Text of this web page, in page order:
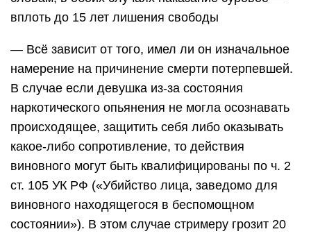
вплоть до 15 лет лишения свободы
— Всё зависит от того, имел ли он изначальное
намерение на причинение смерти потерпевшей.
В случае если девушка из-за состояния
наркотического опьянения не могла осознавать
происходящее, защитить себя либо оказывать
какое-либо сопротивление, то действия
виновного могут быть квалифицированы по ч. 2
ст. 105 УК РФ («Убийство лица, заведомо для
виновного находящегося в беспомощном
состоянии»). В этом случае стримеру грозит 20